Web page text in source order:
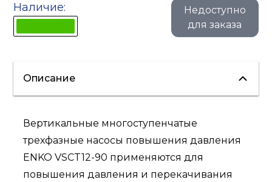
Наличие:
Недоступно
для заказа
Описание
Вертикальные многоступенчатые
трехфазные насосы повышения давления
ENKO VSCT12-90 применяются для
повышения давления и перекачивания